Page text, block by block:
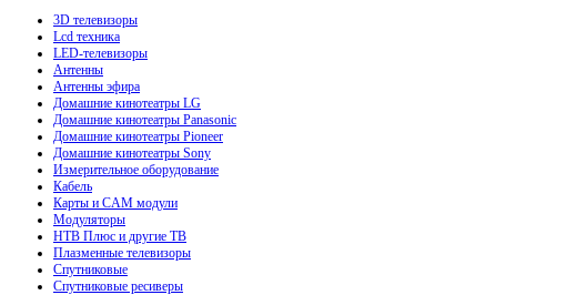
3D телевизоры
Lcd техника
LED-телевизоры
Антенны
Антенны эфира
Домашние кинотеатры LG
Домашние кинотеатры Panasonic
Домашние кинотеатры Pioneer
Домашние кинотеатры Sony
Измерительное оборудование
Кабель
Карты и CAM модули
Модуляторы
НТВ Плюс и другие ТВ
Плазменные телевизоры
Спутниковые
Спутниковые ресиверы